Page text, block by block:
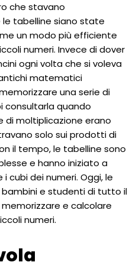
che stavano
le tabelline siano state
un modo più efficiente
numeri. Invece di dover
ogni volta che si voleva
matematici
una serie di
consultarla quando
di moltiplicazione erano
solo sui prodotti di
il tempo, le tabelline sono
e hanno iniziato a
cubi dei numeri. Oggi, le
e studenti di tutto il
e calcolare
numeri.